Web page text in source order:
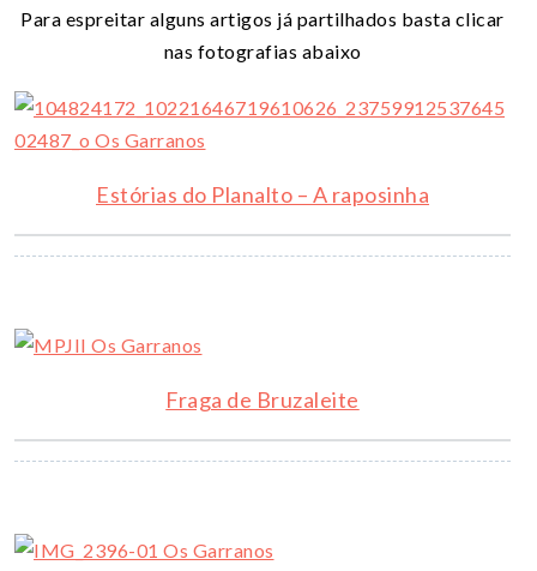
Para espreitar alguns artigos já partilhados basta clicar
nas fotografias abaixo
Estórias do Planalto – A raposinha
Fraga de Bruzaleite